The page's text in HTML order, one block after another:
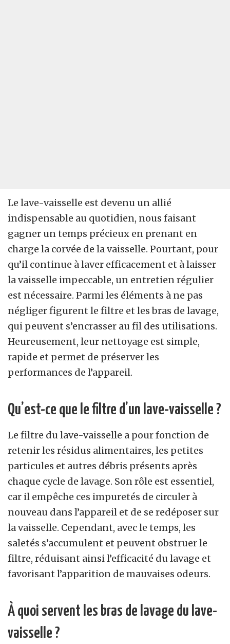
Le lave-vaisselle est devenu un allié
indispensable au quotidien, nous faisant
gagner un temps précieux en prenant en
charge la corvée de la vaisselle. Pourtant, pour
qu’il continue à laver efficacement et à laisser
la vaisselle impeccable, un entretien régulier
est nécessaire. Parmi les éléments à ne pas
négliger figurent le filtre et les bras de lavage,
qui peuvent s’encrasser au fil des utilisations.
Heureusement, leur nettoyage est simple,
rapide et permet de préserver les
performances de l’appareil.
Qu’est-ce que le filtre d’un lave-vaisselle ?
Le filtre du lave-vaisselle a pour fonction de
retenir les résidus alimentaires, les petites
particules et autres débris présents après
chaque cycle de lavage. Son rôle est essentiel,
car il empêche ces impuretés de circuler à
nouveau dans l’appareil et de se redéposer sur
la vaisselle. Cependant, avec le temps, les
saletés s’accumulent et peuvent obstruer le
filtre, réduisant ainsi l’efficacité du lavage et
favorisant l’apparition de mauvaises odeurs.
À quoi servent les bras de lavage du lave-
vaisselle ?